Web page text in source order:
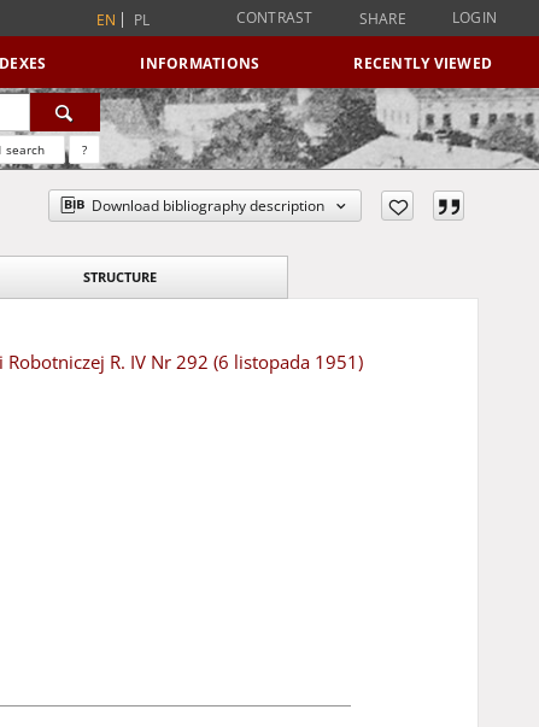
EN PL CONTRAST SHARE LOGIN
INFORMATIONS RECENTLY VIEWED
search ?
Download bibliography description
STRUCTURE
R. IV Nr 292 (6 listopada 1951)